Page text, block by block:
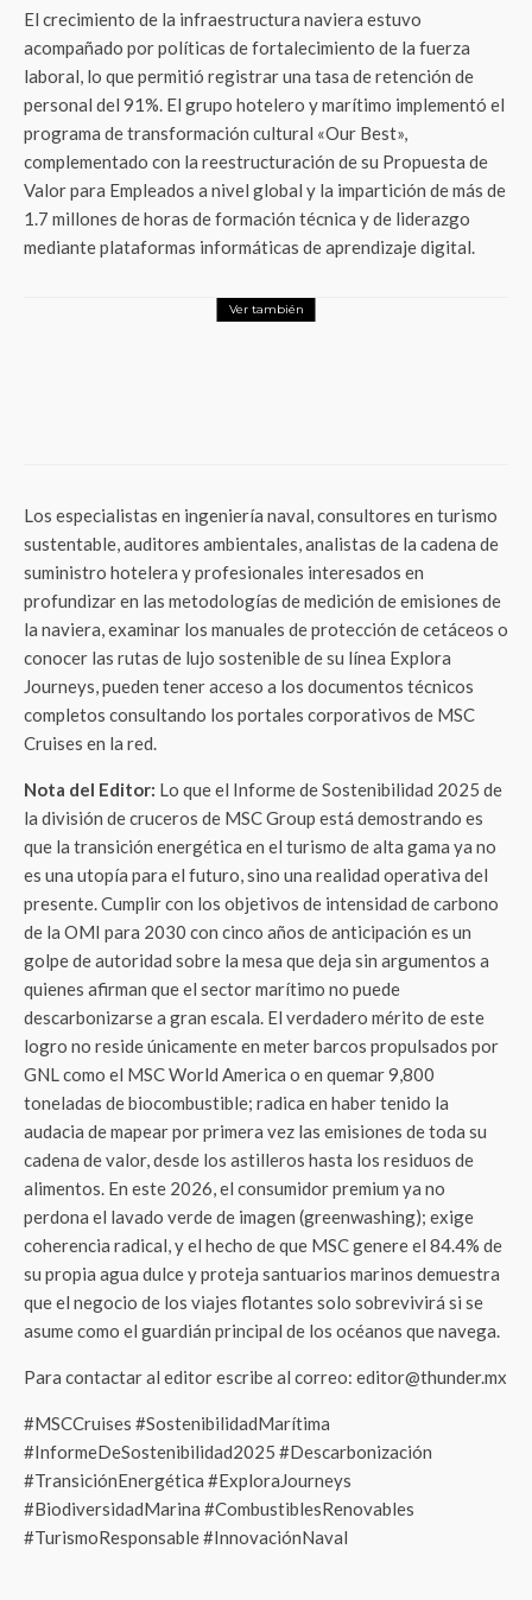
El crecimiento de la infraestructura naviera estuvo
acompañado por políticas de fortalecimiento de la fuerza
laboral, lo que permitió registrar una tasa de retención de
personal del 91%. El grupo hotelero y marítimo implementó el
programa de transformación cultural «Our Best»,
complementado con la reestructuración de su Propuesta de
Valor para Empleados a nivel global y la impartición de más de
1.7 millones de horas de formación técnica y de liderazgo
mediante plataformas informáticas de aprendizaje digital.
Ver también
Los especialistas en ingeniería naval, consultores en turismo
sustentable, auditores ambientales, analistas de la cadena de
suministro hotelera y profesionales interesados en
profundizar en las metodologías de medición de emisiones de
la naviera, examinar los manuales de protección de cetáceos o
conocer las rutas de lujo sostenible de su línea Explora
Journeys, pueden tener acceso a los documentos técnicos
completos consultando los portales corporativos de MSC
Cruises en la red.
Nota del Editor: Lo que el Informe de Sostenibilidad 2025 de
la división de cruceros de MSC Group está demostrando es
que la transición energética en el turismo de alta gama ya no
es una utopía para el futuro, sino una realidad operativa del
presente. Cumplir con los objetivos de intensidad de carbono
de la OMI para 2030 con cinco años de anticipación es un
golpe de autoridad sobre la mesa que deja sin argumentos a
quienes afirman que el sector marítimo no puede
descarbonizarse a gran escala. El verdadero mérito de este
logro no reside únicamente en meter barcos propulsados por
GNL como el MSC World America o en quemar 9,800
toneladas de biocombustible; radica en haber tenido la
audacia de mapear por primera vez las emisiones de toda su
cadena de valor, desde los astilleros hasta los residuos de
alimentos. En este 2026, el consumidor premium ya no
perdona el lavado verde de imagen (greenwashing); exige
coherencia radical, y el hecho de que MSC genere el 84.4% de
su propia agua dulce y proteja santuarios marinos demuestra
que el negocio de los viajes flotantes solo sobrevivirá si se
asume como el guardián principal de los océanos que navega.
Para contactar al editor escribe al correo: editor@thunder.mx
#MSCCruises #SostenibilidadMarítima
#InformeDeSostenibilidad2025 #Descarbonización
#TransiciónEnergética #ExploraJourneys
#BiodiversidadMarina #CombustiblesRenovables
#TurismoResponsable #InnovaciónNaval